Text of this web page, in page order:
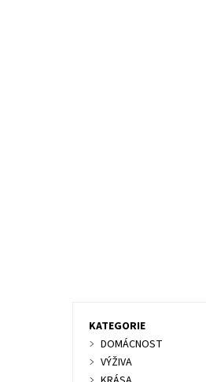
KATEGORIE
DOMÁCNOST
VÝŽIVA